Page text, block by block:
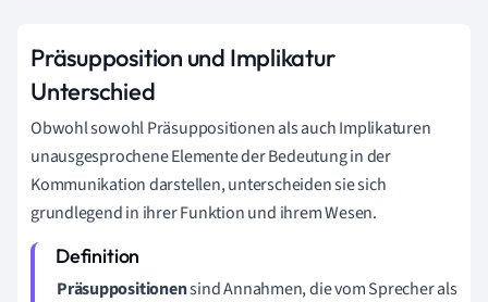
Präsupposition und Implikatur
Unterschied
Obwohl sowohl Präsuppositionen als auch Implikaturen
unausgesprochene Elemente der Bedeutung in der
Kommunikation darstellen, unterscheiden sie sich
grundlegend in ihrer Funktion und ihrem Wesen.
Präsuppositionensind Annahmen, die vom Sprecher als